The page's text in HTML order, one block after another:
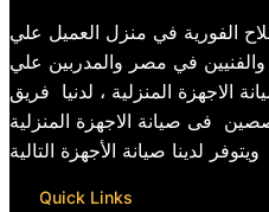
الفورية في منزل العميل علي
والفنيين في مصر والمدربين علي
الاجهزة المنزلية ، لدنيا فريق
فى صيانة الاجهزة المنزلية
ويتوفر لدينا صيانة الأجهزة التالية
Quick Links